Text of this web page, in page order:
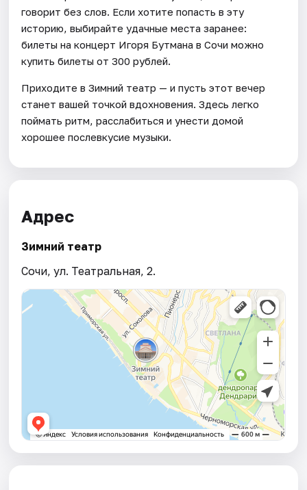
говорит без слов. Если хотите попасть в эту
историю, выбирайте удачные места заранее:
билеты на концерт Игоря Бутмана в Сочи можно
купить билеты от 300 рублей.
Приходите в Зимний театр — и пусть этот вечер
станет вашей точкой вдохновения. Здесь легко
поймать ритм, расслабиться и унести домой
хорошее послевкусие музыки.
Адрес
Зимний театр
Сочи, ул. Театральная, 2.